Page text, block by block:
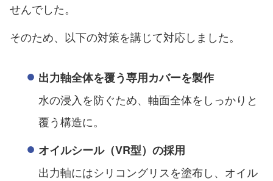
せんでした。
そのため、以下の対策を講じて対応しました。
出力軸全体を覆う専用カバーを製作
水の浸入を防ぐため、軸面全体をしっかりと
覆う構造に。
オイルシール（VR型）の採用
出力軸にはシリコングリスを塗布し、オイル